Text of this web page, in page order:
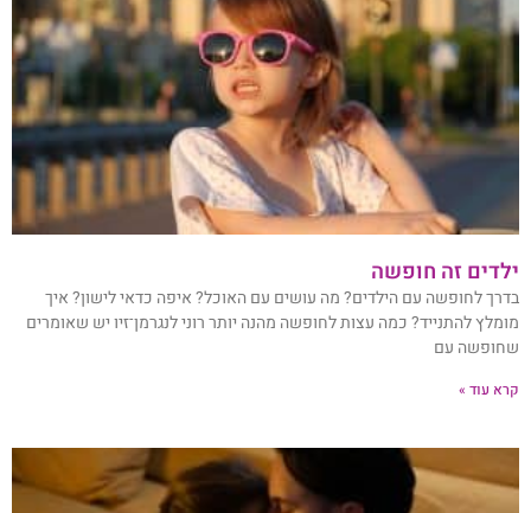
ילדים זה חופשה
בדרך לחופשה עם הילדים? מה עושים עם האוכל? איפה כדאי לישון? איך
מומלץ להתנייד? כמה עצות לחופשה מהנה יותר רוני לנגרמן־זיו יש שאומרים
שחופשה עם
קרא עוד »